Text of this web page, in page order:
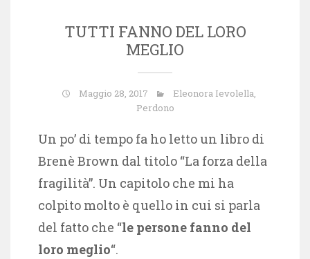
TUTTI FANNO DEL LORO
MEGLIO
Maggio 28, 2017 Eleonora Ievolella,
Perdono
Un po’ di tempo fa ho letto un libro di
Brenè Brown dal titolo “La forza della
fragilità”. Un capitolo che mi ha
colpito molto è quello in cui si parla
del fatto che “le persone fanno del
loro meglio“.